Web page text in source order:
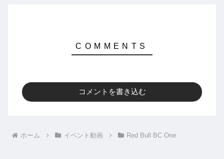
コメントを書き込む
ホーム イベント動画 Red Bull BC One